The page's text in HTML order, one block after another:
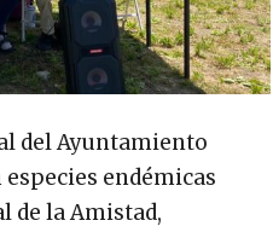
del Ayuntamiento
endémicas
de la Amistad,